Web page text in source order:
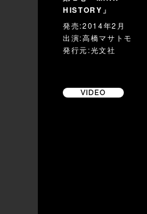
HISTORY」
発売:2014年2月
出演:高橋マサトモ
発行元:光文社
VIDEO